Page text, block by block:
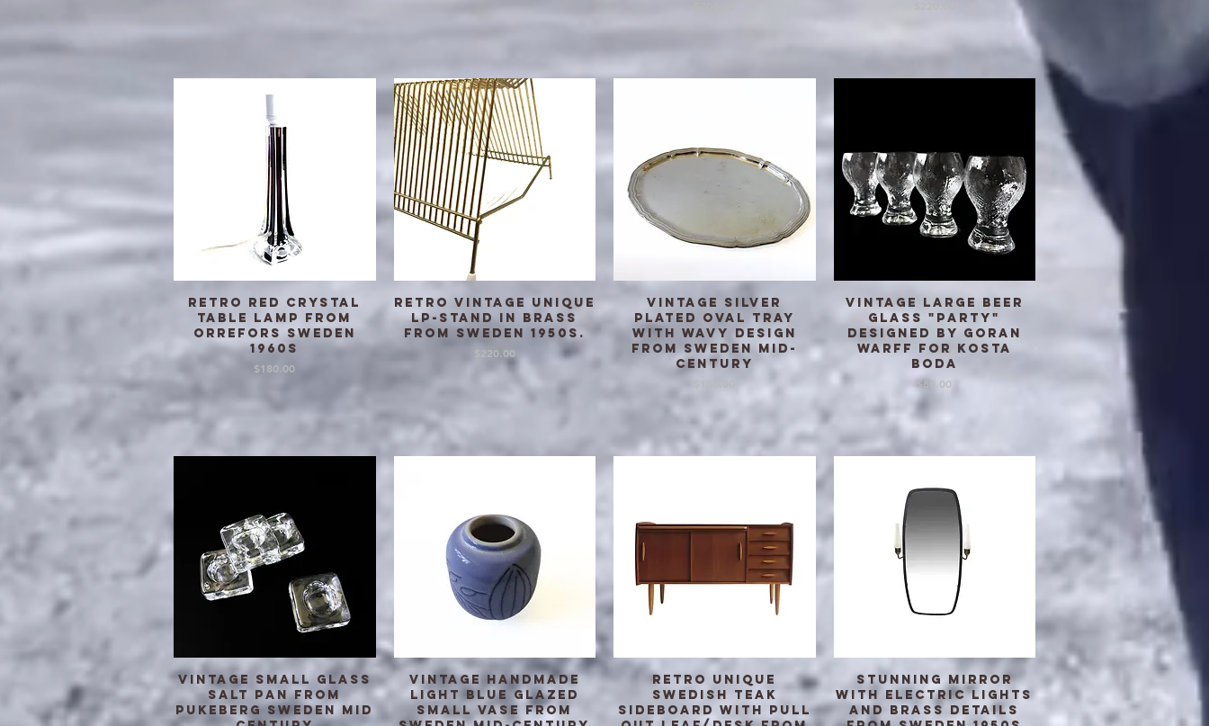
クイックビュー
Retro Red Crystal
Table Lamp from
Orrefors Sweden
1960s
価格
$180.00
クイックビュー
Retro Vintage Unique
LP-Stand in Brass
from Sweden 1950s.
価格
$220.00
クイックビュー
Vintage silver
plated oval tray
with wavy design
from Sweden mid-
century
クイックビュー
Vintage large beer
glass "Party"
designed by Goran
Warff for KOSTA
BODA
価格
$80.00
クイックビュー
Vintage small glass
salt pan from
Pukeberg Sweden mid
クイックビュー
Vintage handmade
light blue glazed
small vase from
クイックビュー
Retro Unique
Swedish Teak
Sideboard with pull
クイックビュー
Stunning mirror
with electric lights
and brass details